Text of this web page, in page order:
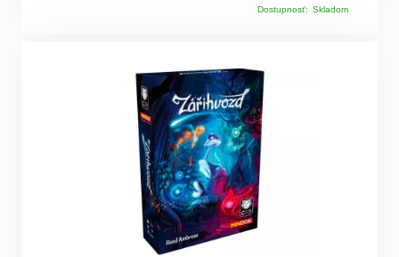
Dostupnosť: Skladom